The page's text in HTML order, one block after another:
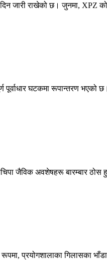
दिन जारी राखेको छ। जुनमा, XPZ
घटकमा रूपान्तरण भएको
जैविक अवशेषहरू बारम्बार
रूपमा, प्रयोगशालाका गिलासका